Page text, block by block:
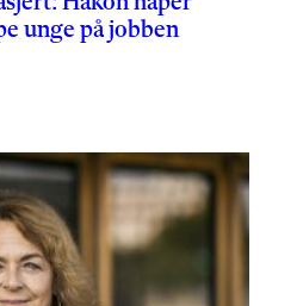
unge på jobben